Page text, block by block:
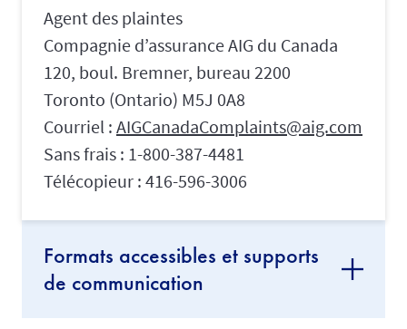
Agent des plaintes
Compagnie d’assurance AIG du Canada
120, boul. Bremner, bureau 2200
Toronto (Ontario) M5J 0A8
Courriel : AIGCanadaComplaints@aig.com
Sans frais : 1-800-387-4481
Télécopieur : 416-596-3006
Formats accessibles et supports
de communication